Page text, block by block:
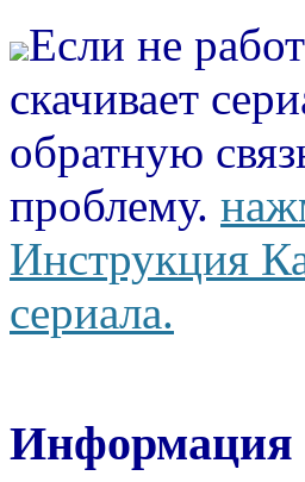
Если не
скачивает
обратную
проблему.
Инструкция
сериала.
Информация